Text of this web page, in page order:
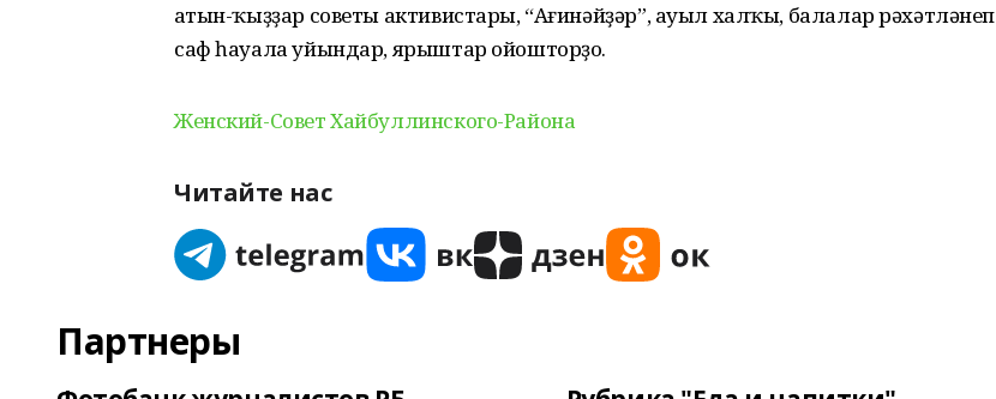
Ҡатын-ҡыҙҙар советы активистары, “Ағинәйҙәр”, ауыл халҡы, балалар рәхәтләнеп
саф һауала уйындар, ярыштар ойошторҙо.
Женский-Совет Хайбуллинского-Района
Читайте нас
Партнеры